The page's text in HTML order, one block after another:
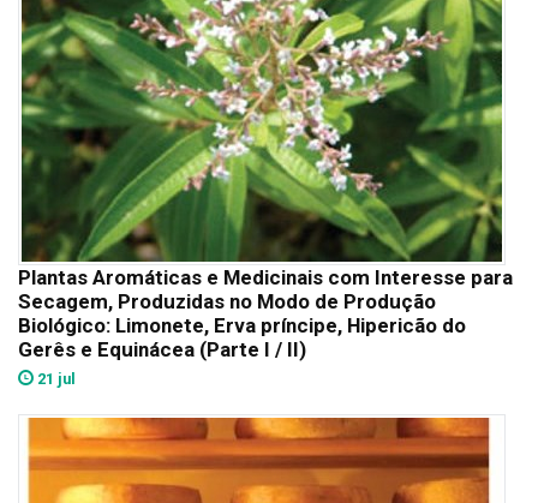
Plantas Aromáticas e Medicinais com Interesse para
Secagem, Produzidas no Modo de Produção
Biológico: Limonete, Erva príncipe, Hipericão do
Gerês e Equinácea (Parte I / II)
21 jul